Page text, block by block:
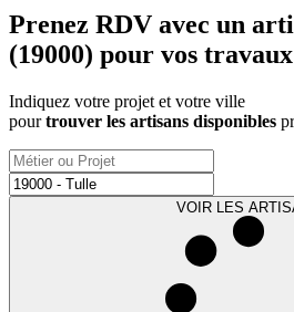
Prenez RDV avec un
(19000) pour vos
Indiquez votre projet et votre ville
pourtrouver les artisans disponibles